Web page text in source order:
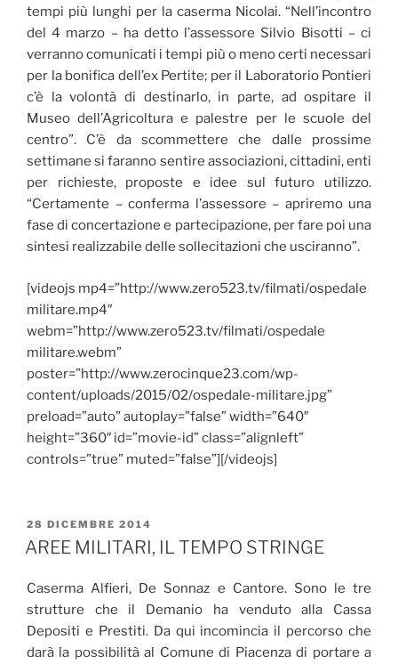
tempi più lunghi per la caserma Nicolai. “Nell’incontro
del 4 marzo – ha detto l’assessore Silvio Bisotti – ci
verranno comunicati i tempi più o meno certi necessari
per la bonifica dell’ex Pertite; per il Laboratorio Pontieri
c’è la volontà di destinarlo, in parte, ad ospitare il
Museo dell’Agricoltura e palestre per le scuole del
centro”. C’è da scommettere che dalle prossime
settimane si faranno sentire associazioni, cittadini, enti
per richieste, proposte e idee sul futuro utilizzo.
“Certamente – conferma l’assessore – apriremo una
fase di concertazione e partecipazione, per fare poi una
sintesi realizzabile delle sollecitazioni che usciranno”.
[videojs mp4=”http://www.zero523.tv/filmati/ospedale
militare.mp4″
webm=”http://www.zero523.tv/filmati/ospedale
militare.webm”
poster=”http://www.zerocinque23.com/wp-
content/uploads/2015/02/ospedale-militare.jpg”
preload=”auto” autoplay=”false” width=”640″
height=”360″ id=”movie-id” class=”alignleft”
controls=”true” muted=”false”][/videojs]
PUBBLICATO
IL
28 DICEMBRE 2014
AREE MILITARI, IL TEMPO STRINGE
Caserma Alfieri, De Sonnaz e Cantore. Sono le tre
strutture che il Demanio ha venduto alla Cassa
Depositi e Prestiti. Da qui incomincia il percorso che
darà la possibilità al Comune di Piacenza di portare a